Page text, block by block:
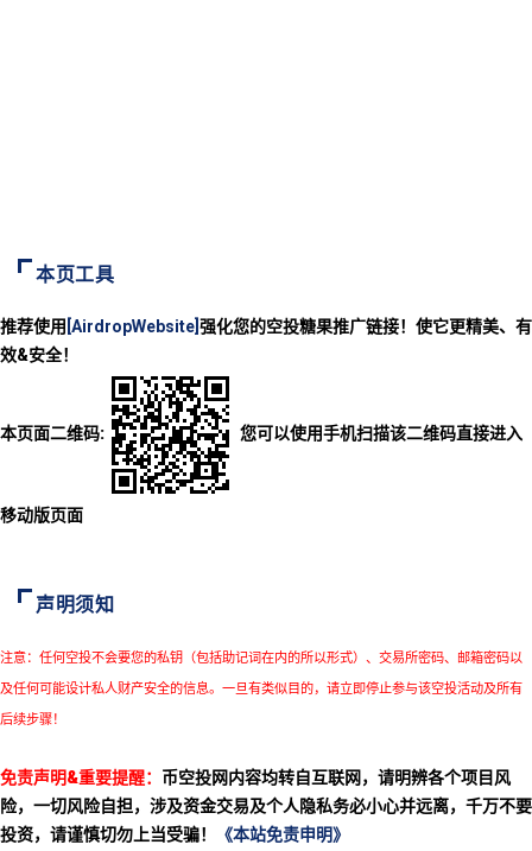
本页工具
推荐使用 [AirdropWebsite] 强化您的空投糖果推广链接！使它更精美、有
效&安全！
本页面二维码: 您可以使用手机扫描该二维码直接进入
移动版页面
声明须知
注意：任何空投不会要您的私钥（包括助记词在内的所以形式）、交易所密码、邮箱密码以
及任何可能设计私人财产安全的信息。一旦有类似目的，请立即停止参与该空投活动及所有
后续步骤！
免责声明&重要提醒： 币空投网内容均转自互联网，请明辨各个项目风
险，一切风险自担，涉及资金交易及个人隐私务必小心并远离，千万不要
投资，请谨慎切勿上当受骗！
《本站免责申明》